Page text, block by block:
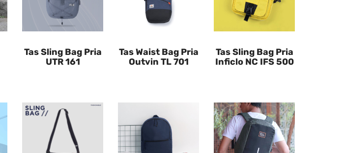
Tas Sling Bag Pria
UTR 161
Tas Waist Bag Pria
Outvin TL 701
Tas Sling Bag Pria
Inficlo NC IFS 500